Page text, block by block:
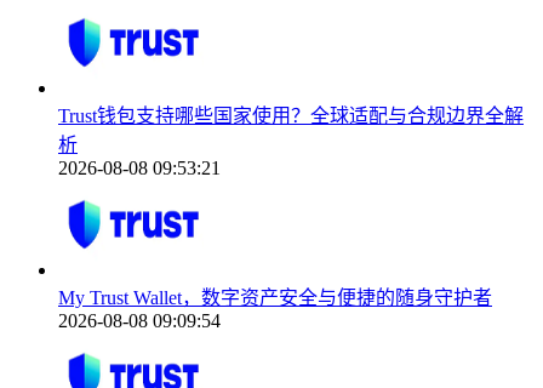
Trust钱包支持哪些国家使用？全球适配与合规边界全解
析
2026-08-08 09:53:21
My Trust Wallet，数字资产安全与便捷的随身守护者
2026-08-08 09:09:54